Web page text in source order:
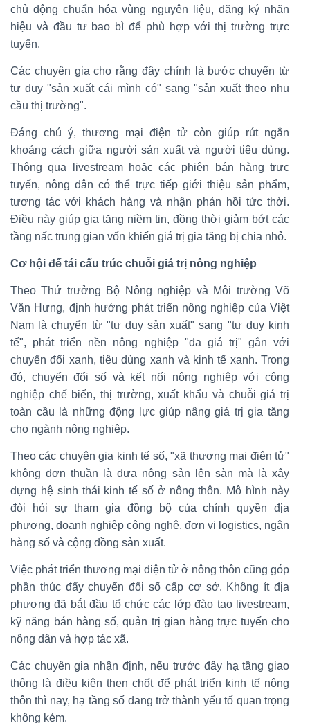
chủ động chuẩn hóa vùng nguyên liệu, đăng ký nhãn
hiệu và đầu tư bao bì để phù hợp với thị trường trực
tuyến.
Các chuyên gia cho rằng đây chính là bước chuyển từ
tư duy "sản xuất cái mình có" sang "sản xuất theo nhu
cầu thị trường".
Đáng chú ý, thương mại điện tử còn giúp rút ngắn
khoảng cách giữa người sản xuất và người tiêu dùng.
Thông qua livestream hoặc các phiên bán hàng trực
tuyến, nông dân có thể trực tiếp giới thiệu sản phẩm,
tương tác với khách hàng và nhận phản hồi tức thời.
Điều này giúp gia tăng niềm tin, đồng thời giảm bớt các
tầng nấc trung gian vốn khiến giá trị gia tăng bị chia nhỏ.
Cơ hội để tái cấu trúc chuỗi giá trị nông nghiệp
Theo Thứ trưởng Bộ Nông nghiệp và Môi trường Võ
Văn Hưng, định hướng phát triển nông nghiệp của Việt
Nam là chuyển từ "tư duy sản xuất" sang "tư duy kinh
tế", phát triển nền nông nghiệp "đa giá trị" gắn với
chuyển đổi xanh, tiêu dùng xanh và kinh tế xanh. Trong
đó, chuyển đổi số và kết nối nông nghiệp với công
nghiệp chế biến, thị trường, xuất khẩu và chuỗi giá trị
toàn cầu là những động lực giúp nâng giá trị gia tăng
cho ngành nông nghiệp.
Theo các chuyên gia kinh tế số, "xã thương mại điện tử"
không đơn thuần là đưa nông sản lên sàn mà là xây
dựng hệ sinh thái kinh tế số ở nông thôn. Mô hình này
đòi hỏi sự tham gia đồng bộ của chính quyền địa
phương, doanh nghiệp công nghệ, đơn vị logistics, ngân
hàng số và cộng đồng sản xuất.
Việc phát triển thương mại điện tử ở nông thôn cũng góp
phần thúc đẩy chuyển đổi số cấp cơ sở. Không ít địa
phương đã bắt đầu tổ chức các lớp đào tạo livestream,
kỹ năng bán hàng số, quản trị gian hàng trực tuyến cho
nông dân và hợp tác xã.
Các chuyên gia nhận định, nếu trước đây hạ tầng giao
thông là điều kiện then chốt để phát triển kinh tế nông
thôn thì nay, hạ tầng số đang trở thành yếu tố quan trọng
không kém.